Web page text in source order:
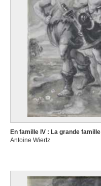
En famille IV : La grande famille
Antoine Wiertz